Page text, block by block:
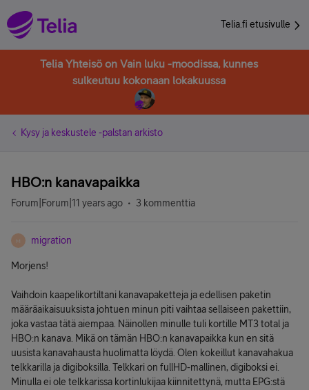
Telia.fi etusivulle
Telia Yhteisö on Vain luku -moodissa, kunnes
sulkeutuu kokonaan lokakuussa
Kysy ja keskustele -palstan arkisto
HBO:n kanavapaikka
Forum|Forum|11 years ago 3 kommenttia
M migration
Morjens!
Vaihdoin kaapelikortiltani kanavapaketteja ja edellisen paketin
määräaikaisuuksista johtuen minun piti vaihtaa sellaiseen pakettiin,
joka vastaa tätä aiempaa. Näinollen minulle tuli kortille MT3 total ja
HBO:n kanava. Mikä on tämän HBO:n kanavapaikka kun en sitä
uusista kanavahausta huolimatta löydä. Olen kokeillut kanavahakua
telkkarilla ja digiboksilla. Telkkari on fullHD-mallinen, digiboksi ei.
Minulla ei ole telkkarissa kortinlukijaa kiinnitettynä, mutta EPG:stä